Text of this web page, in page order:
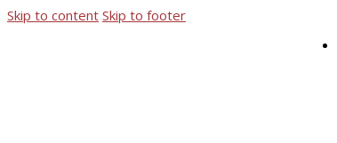
Skip to content Skip to footer